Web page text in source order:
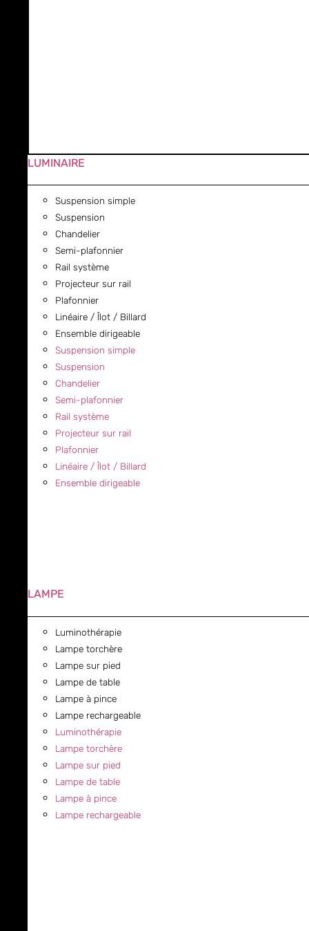
LUMINAIRE
Suspension simple
Suspension
Chandelier
Semi-plafonnier
Rail système
Projecteur sur rail
Plafonnier
Linéaire / Îlot / Billard
Ensemble dirigeable
Suspension simple
Suspension
Chandelier
Semi-plafonnier
Rail système
Projecteur sur rail
Plafonnier
Linéaire / Îlot / Billard
Ensemble dirigeable
LAMPE
Luminothérapie
Lampe torchère
Lampe sur pied
Lampe de table
Lampe à pince
Lampe rechargeable
Luminothérapie
Lampe torchère
Lampe sur pied
Lampe de table
Lampe à pince
Lampe rechargeable